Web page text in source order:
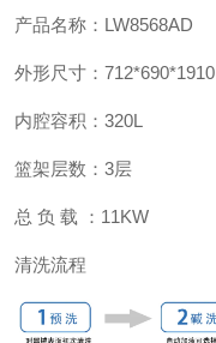
产品名称： LW8568AD
外形尺寸： 712*690*1910
内腔容积： 320L
篮架层数： 3层
总 负 载 ： 11KW
清洗流程